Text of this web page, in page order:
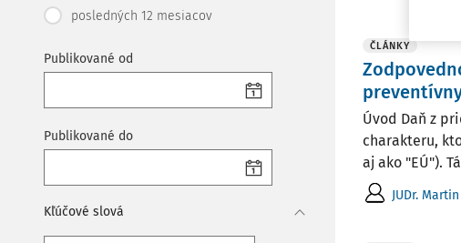
posledných 12 mesiacov
Publikované od
Publikované do
Kľúčové slová
ČLÁNKY
Úvod Daň z
charakteru,
aj ako "EÚ").
JUDr.